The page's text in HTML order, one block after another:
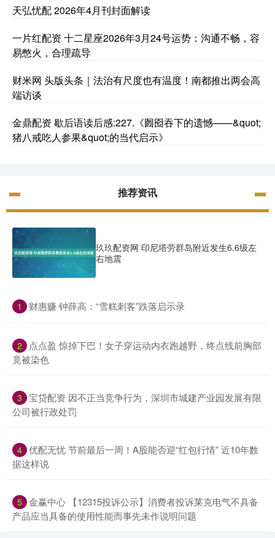
天弘忧配 2026年4月刊封面解读
一片红配资 十二星座2026年3月24号运势：沟通不畅，容
易憋火，合理疏导
财米网 头版头条｜法治有尺度也有温度！南都推出两会高
端访谈
金鼎配资 歇后语读后感:227.《囫囵吞下的遗憾——&quot;
猪八戒吃人参果&quot;的当代启示》
推荐资讯
玖玖配资网 印尼塔劳群岛附近发生6.6级左
右地震
1 ​财惠赚 钟薛高：“雪糕刺客”跌落启示录
2
​点点盈 惊掉下巴！女子穿运动内衣跑越野，终点线前胸部
竟被染色
3 ​宝贷配资 因不正当竞争行为，深圳市城建产业园发展有限
公司被行政处罚
4 ​优配无忧 节前最后一周！A股能否迎“红包行情” 近10年数
据这样说
5 ​金赢中心 【12315投诉公示】消费者投诉莱克电气不具备
产品应当具备的使用性能而事先未作说明问题